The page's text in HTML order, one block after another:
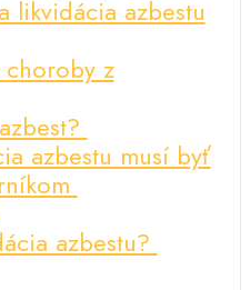
likvidácia azbestu
choroby z
azbestu musí byť
azbestu?